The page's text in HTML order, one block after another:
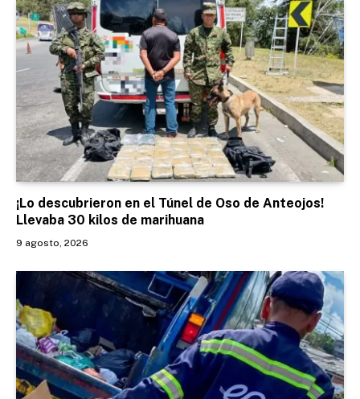
¡Lo descubrieron en el Túnel de Oso de Anteojos!
Llevaba 30 kilos de marihuana
9 agosto, 2026